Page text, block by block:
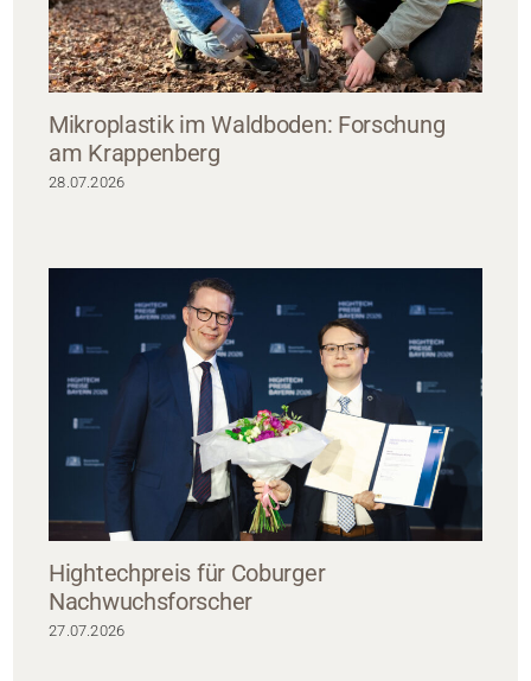
Mikroplastik im Waldboden: Forschung
am Krappenberg
28.07.2026
Hightechpreis für Coburger
Nachwuchsforscher
27.07.2026